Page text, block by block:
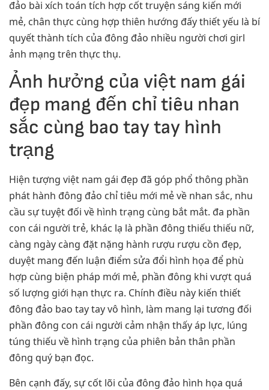
đảo bài xích toán tích hợp cốt truyện sáng kiến mới
mẻ, chân thực cùng hợp thiên hướng đấy thiết yếu là bí
quyết thành tích của đông đảo nhiều người chơi girl
ảnh mạng trên thực thụ.
Ảnh hưởng của việt nam gái
đẹp mang đến chỉ tiêu nhan
sắc cùng bao tay tay hình
trạng
Hiện tượng việt nam gái đẹp đã góp phổ thông phần
phát hành đông đảo chỉ tiêu mới mẻ về nhan sắc, nhu
cầu sự tuyệt đối về hình trạng cùng bắt mắt. đa phần
con cái người trẻ, khác lạ là phần đông thiếu thiếu nữ,
càng ngày càng đặt nặng hành rượu rượu cồn đẹp,
duyệt mang đến luận điểm sửa đổi hình họa để phù
hợp cùng biện pháp mới mẻ, phần đông khi vượt quá
số lượng giới hạn thực ra. Chính điều này kiến thiết
đông đảo bao tay tay vô hình, làm mang lại tương đối
phần đông con cái người cảm nhận thấy áp lực, lúng
túng thiếu về hình trạng của phiên bản thân phần
đông quý bạn đọc.
Bên cạnh đấy, sự cốt lõi của đông đảo hình họa quá